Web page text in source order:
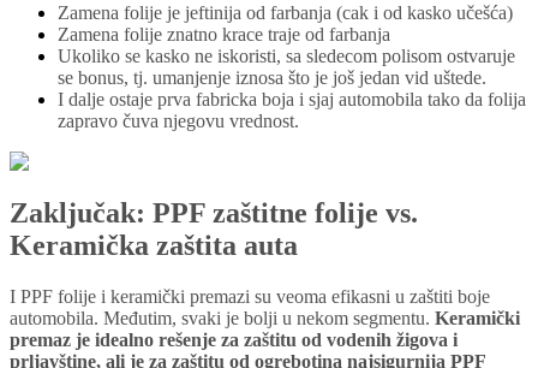
Zamena folije je jeftinija od farbanja (cak i od kasko učešća)
Zamena folije znatno krace traje od farbanja
Ukoliko se kasko ne iskoristi, sa sledecom polisom ostvaruje
se bonus, tj. umanjenje iznosa što je još jedan vid uštede.
I dalje ostaje prva fabricka boja i sjaj automobila tako da folija
zapravo čuva njegovu vrednost.
Zaključak: PPF zaštitne folije vs.
Keramička zaštita auta
I PPF folije i keramički premazi su veoma efikasni u zaštiti boje
automobila. Međutim, svaki je bolji u nekom segmentu. Keramički
premaz je idealno rešenje za zaštitu od vodenih žigova i
prljavštine, ali je za zaštitu od ogrebotina najsigurnija PPF